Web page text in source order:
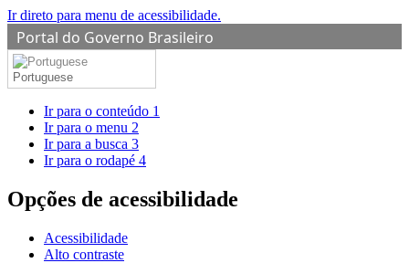
Ir direto para menu de acessibilidade.
Portal do Governo Brasileiro
Portuguese
Ir para o conteúdo 1
Ir para o menu 2
Ir para a busca 3
Ir para o rodapé 4
Opções de acessibilidade
Acessibilidade
Alto contraste